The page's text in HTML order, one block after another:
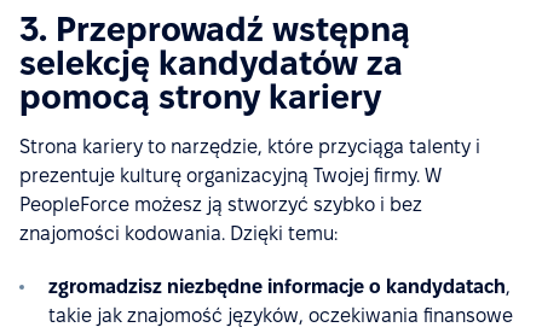
3. Przeprowadź wstępną
selekcję kandydatów za
pomocą strony kariery
Strona kariery to narzędzie, które przyciąga talenty i
prezentuje kulturę organizacyjną Twojej firmy. W
PeopleForce możesz ją stworzyć szybko i bez
znajomości kodowania. Dzięki temu:
zgromadzisz niezbędne informacje o kandydatach,
takie jak znajomość języków, oczekiwania finansowe